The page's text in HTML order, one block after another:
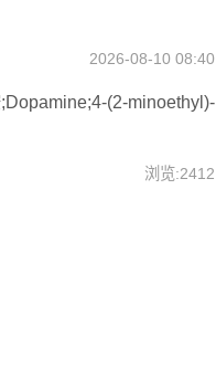
2026-08-10 08:40
(2-minoethyl)-
浏览:2412